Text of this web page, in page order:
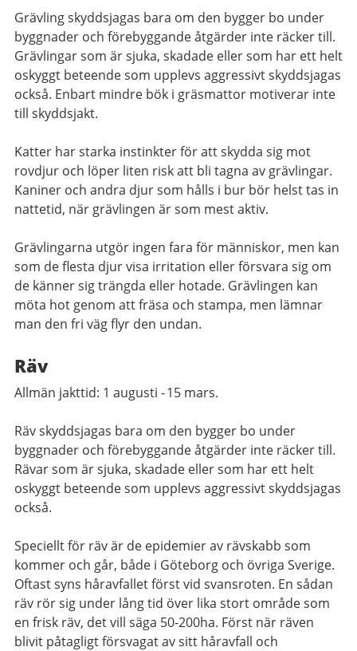
Grävling skyddsjagas bara om den bygger bo under
byggnader och förebyggande åtgärder inte räcker till.
Grävlingar som är sjuka, skadade eller som har ett helt
oskyggt beteende som upplevs aggressivt skyddsjagas
också. Enbart mindre bök i gräsmattor motiverar inte
till skyddsjakt.
Katter har starka instinkter för att skydda sig mot
rovdjur och löper liten risk att bli tagna av grävlingar.
Kaniner och andra djur som hålls i bur bör helst tas in
nattetid, när grävlingen är som mest aktiv.
Grävlingarna utgör ingen fara för människor, men kan
som de flesta djur visa irritation eller försvara sig om
de känner sig trängda eller hotade. Grävlingen kan
möta hot genom att fräsa och stampa, men lämnar
man den fri väg flyr den undan.
Räv
Allmän jakttid: 1 augusti - 15 mars.
Räv skyddsjagas bara om den bygger bo under
byggnader och förebyggande åtgärder inte räcker till.
Rävar som är sjuka, skadade eller som har ett helt
oskyggt beteende som upplevs aggressivt skyddsjagas
också.
Speciellt för räv är de epidemier av rävskabb som
kommer och går, både i Göteborg och övriga Sverige.
Oftast syns håravfallet först vid svansroten. En sådan
räv rör sig under lång tid över lika stort område som
en frisk räv, det vill säga 50-200ha. Först när räven
blivit påtagligt försvagat av sitt håravfall och